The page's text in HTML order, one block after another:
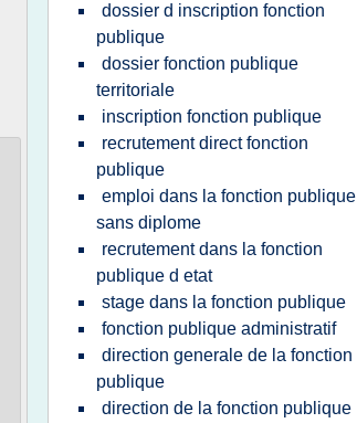
dossier d inscription fonction
publique
dossier fonction publique
territoriale
inscription fonction publique
recrutement direct fonction
publique
emploi dans la fonction publique
sans diplome
recrutement dans la fonction
publique d etat
stage dans la fonction publique
fonction publique administratif
direction generale de la fonction
publique
direction de la fonction publique